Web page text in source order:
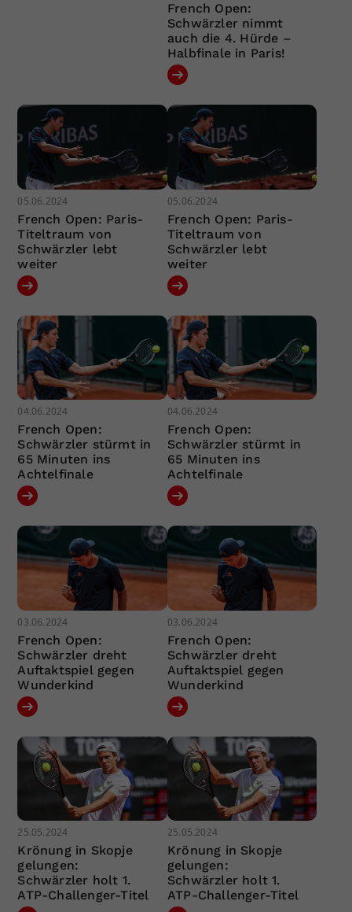
French Open:
Schwärzler nimmt
auch die 4. Hürde –
Halbfinale in Paris!
05.06.2024
French Open: Paris-
Titeltraum von
Schwärzler lebt
weiter
05.06.2024
French Open: Paris-
Titeltraum von
Schwärzler lebt
weiter
04.06.2024
French Open:
Schwärzler stürmt in
65 Minuten ins
Achtelfinale
04.06.2024
French Open:
Schwärzler stürmt in
65 Minuten ins
Achtelfinale
03.06.2024
French Open:
Schwärzler dreht
Auftaktspiel gegen
Wunderkind
03.06.2024
French Open:
Schwärzler dreht
Auftaktspiel gegen
Wunderkind
25.05.2024
Krönung in Skopje
gelungen:
Schwärzler holt 1.
ATP-Challenger-Titel
25.05.2024
Krönung in Skopje
gelungen:
Schwärzler holt 1.
ATP-Challenger-Titel